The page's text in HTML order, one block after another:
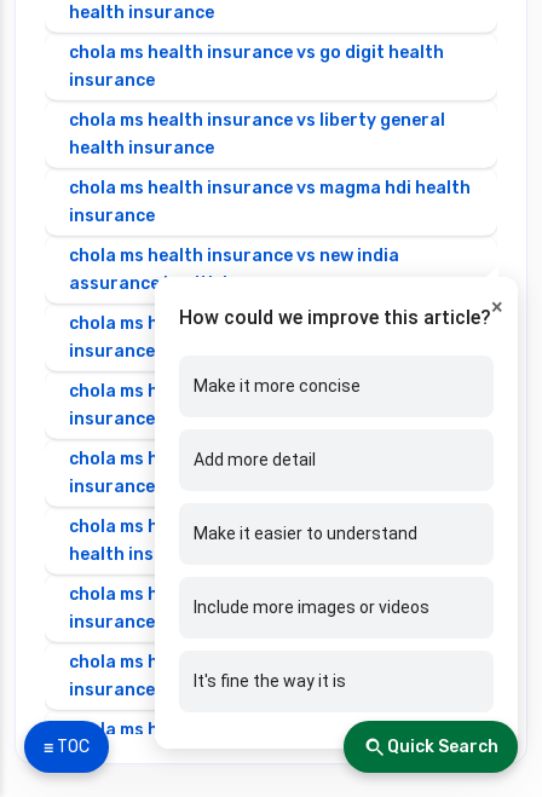
☰ TOC
health insurance
chola ms health insurance vs go digit health
insurance
chola ms health insurance vs liberty general
health insurance
chola ms health insurance vs magma hdi health
insurance
chola ms health insurance vs new india
assurance health insurance
chola ms health insurance vs niva bupa health
insurance
chola ms health insurance vs oriental health
insurance
chola ms health insurance vs reliance health
insurance
chola ms health insurance vs royal sundaram
health insurance
chola ms health insurance vs sbi general health
insurance
chola ms health insurance vs star health
insurance
chola ms health insurance vs tata aig health
insurance
×
How could we improve this article?
Make it more concise
Add more detail
Make it easier to understand
Include more images or videos
It's fine the way it is
Quick Search